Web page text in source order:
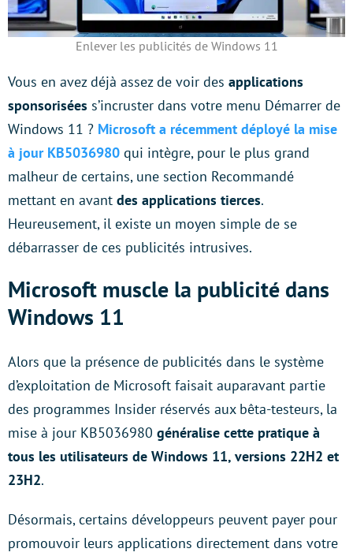
Enlever les publicités de Windows 11
Vous en avez déjà assez de voir des applications
sponsorisées s’incruster dans votre menu Démarrer de
Windows 11 ? Microsoft a récemment déployé la mise
à jour KB5036980 qui intègre, pour le plus grand
malheur de certains, une section Recommandé
mettant en avant des applications tierces.
Heureusement, il existe un moyen simple de se
débarrasser de ces publicités intrusives.
Microsoft muscle la publicité dans
Windows 11
Alors que la présence de publicités dans le système
d’exploitation de Microsoft faisait auparavant partie
des programmes Insider réservés aux bêta-testeurs, la
mise à jour KB5036980 généralise cette pratique à
tous les utilisateurs de Windows 11, versions 22H2 et
23H2.
Désormais, certains développeurs peuvent payer pour
promouvoir leurs applications directement dans votre